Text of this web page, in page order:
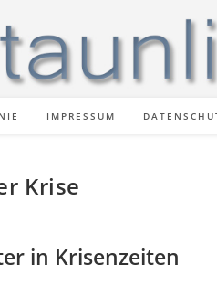
IMPRESSUM
Krise
in Krisenzeiten